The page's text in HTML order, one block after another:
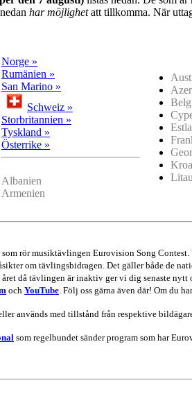
har möjlighetatt tillkomma. När
Norge »
Rumänien »
San Marino »
Schweiz »
Storbritannien »
Tyskland »
Österrike »
Albanien
Armenien
rör musiktävlingen Eurovision Song
om tävlingsbidragen. Det gäller både de
då tävlingen är inaktiv ger vi dig senaste
och YouTube . Följ oss gärna även där! Om du
används med tillstånd från respektive
som regelbundet sänder program som har